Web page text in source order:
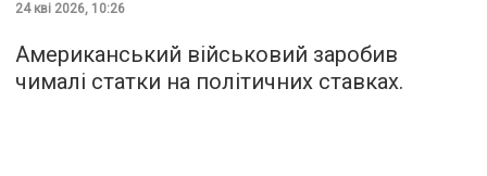
24 кві 2026, 10:26
Американський військовий заробив
чималі статки на політичних ставках.